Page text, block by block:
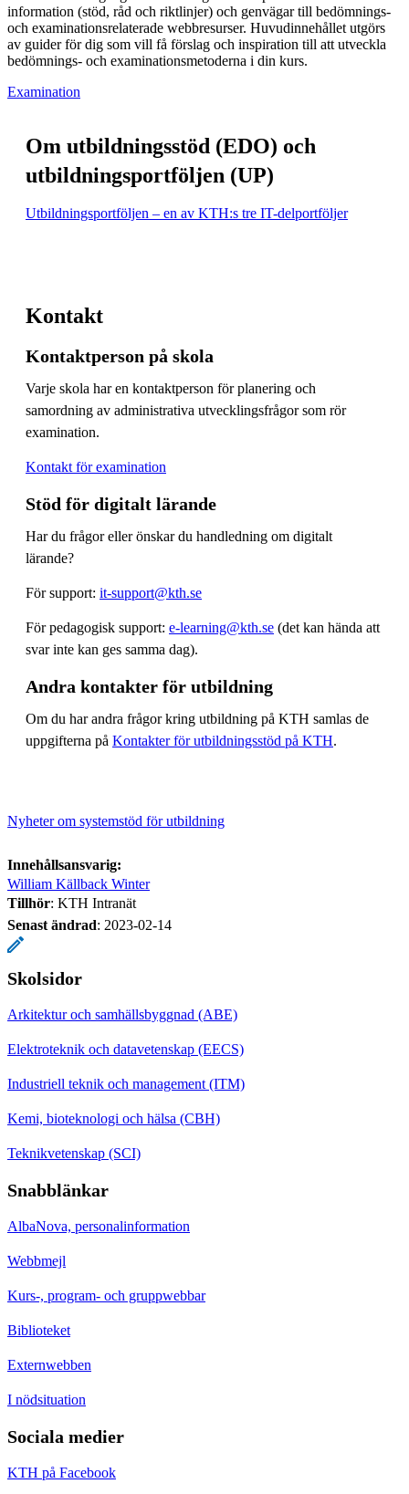
information (stöd, råd och riktlinjer) och genvägar till bedömnings-
och examinationsrelaterade webbresurser. Huvudinnehållet utgörs
av guider för dig som vill få förslag och inspiration till att utveckla
bedömnings- och examinationsmetoderna i din kurs.
Examination
Om utbildningsstöd (EDO) och
utbildningsportföljen (UP)
Utbildningsportföljen – en av KTH:s tre IT-delportföljer
Kontakt
Kontaktperson på skola
Varje skola har en kontaktperson för planering och
samordning av administrativa utvecklingsfrågor som rör
examination.
Kontakt för examination
Stöd för digitalt lärande
Har du frågor eller önskar du handledning om digitalt
lärande?
För support: it-support@kth.se
För pedagogisk support: e-learning@kth.se (det kan hända att
svar inte kan ges samma dag).
Andra kontakter för utbildning
Om du har andra frågor kring utbildning på KTH samlas de
uppgifterna på Kontakter för utbildningsstöd på KTH.
Nyheter om systemstöd för utbildning
Innehållsansvarig:
William Källback Winter
Tillhör: KTH Intranät
Senast ändrad: 2023-02-14
Skolsidor
Arkitektur och samhällsbyggnad (ABE)
Elektroteknik och datavetenskap (EECS)
Industriell teknik och management (ITM)
Kemi, bioteknologi och hälsa (CBH)
Teknikvetenskap (SCI)
Snabblänkar
AlbaNova, personalinformation
Webbmejl
Kurs-, program- och gruppwebbar
Biblioteket
Externwebben
I nödsituation
Sociala medier
KTH på Facebook